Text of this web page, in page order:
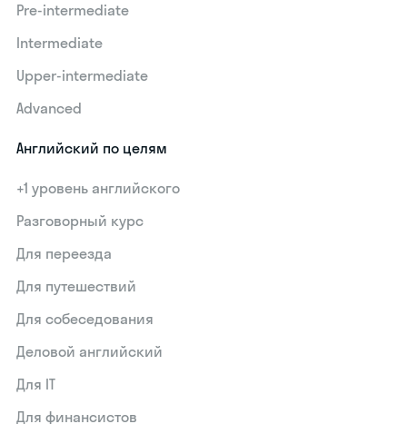
Pre-intermediate
Intermediate
Upper-intermediate
Advanced
Английский по целям
+1 уровень английского
Разговорный курс
Для переезда
Для путешествий
Для собеседования
Деловой английский
Для IT
Для финансистов